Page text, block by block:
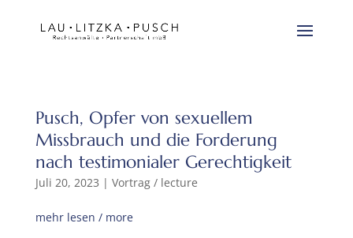
Pusch, Opfer von sexuellem
Missbrauch und die Forderung
nach testimonialer Gerechtigkeit
Juli 20, 2023 | Vortrag / lecture
mehr lesen / more